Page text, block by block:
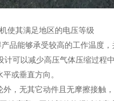
使其满足地区的电压等级
品能够承受较高的工作温度
计可以减少高压气体压缩过程
或垂直方向。
，无其它动件且无摩擦接触，